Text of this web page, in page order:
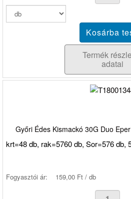
Termék
adatai
Győri Édes Kismackó 30G Duo
krt=48 db, rak=5760 db, Sor=576 db,
Fogyasztói ár: 159,00 Ft / db